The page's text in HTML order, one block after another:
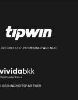
OFFIZIELLER PREMIUM-PARTNER
GESUNDHEITSPARTNER